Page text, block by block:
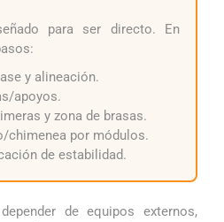
para ser directo. En
y alineación.
apoyos.
y zona de brasas.
chimenea por módulos.
de estabilidad.
de equipos externos,